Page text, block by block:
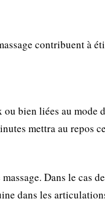
contribuent à
bien liées au mode
mettra au repos
Dans le cas
dans les